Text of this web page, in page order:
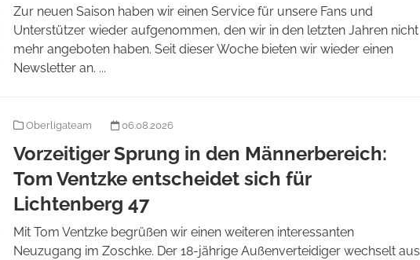
Zur neuen Saison haben wir einen Service für unsere Fans und
Unterstützer wieder aufgenommen, den wir in den letzten Jahren nicht
mehr angeboten haben. Seit dieser Woche bieten wir wieder einen
Newsletter an. ...
Oberligateam 06.08.2026
Vorzeitiger Sprung in den Männerbereich:
Tom Ventzke entscheidet sich für
Lichtenberg 47
Mit Tom Ventzke begrüßen wir einen weiteren interessanten
Neuzugang im Zoschke. Der 18-jährige Außenverteidiger wechselt aus